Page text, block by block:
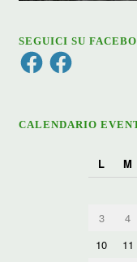
SEGUICI SU
FacebookFacebook
CALENDARIO
L
M
3
4
10
11